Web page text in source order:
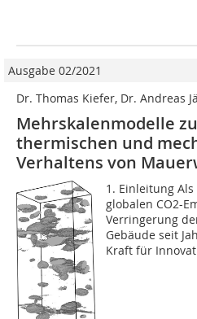
Ausgabe 02/2021
Dr. Thomas Kiefer, Dr. Andreas
Mehrskalenmodelle
thermischen und
Verhaltens von
1. Einleitung
globalen CO2-
Verringerung
Gebäude seit
Kraft für